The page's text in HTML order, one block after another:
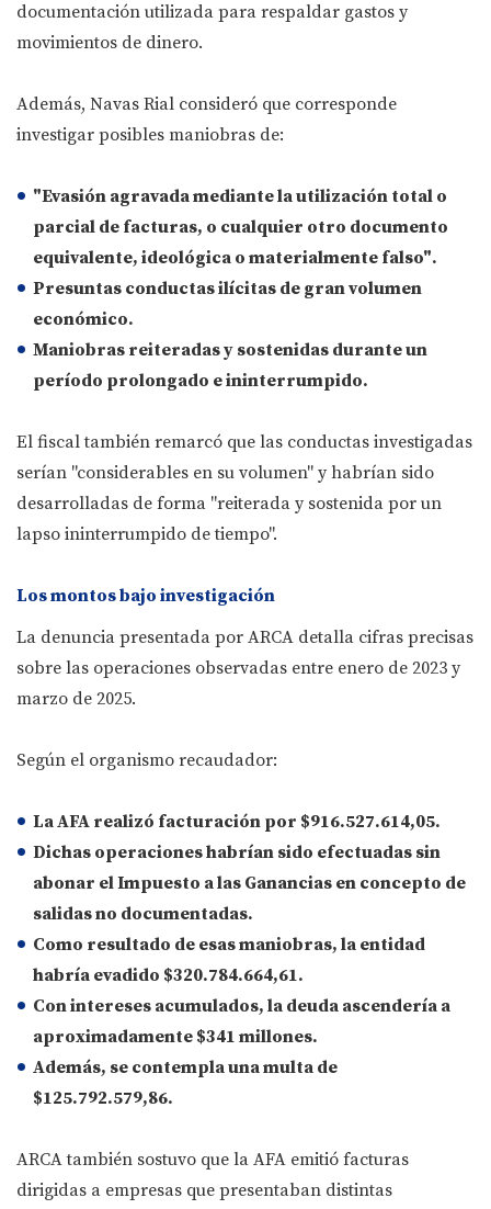
documentación utilizada para respaldar gastos y
movimientos de dinero.
Además, Navas Rial consideró que corresponde
investigar posibles maniobras de:
"Evasión agravada mediante la utilización total o
parcial de facturas, o cualquier otro documento
equivalente, ideológica o materialmente falso".
Presuntas conductas ilícitas de gran volumen
económico.
Maniobras reiteradas y sostenidas durante un
período prolongado e ininterrumpido.
El fiscal también remarcó que las conductas investigadas
serían "considerables en su volumen" y habrían sido
desarrolladas de forma "reiterada y sostenida por un
lapso ininterrumpido de tiempo".
Los montos bajo investigación
La denuncia presentada por ARCA detalla cifras precisas
sobre las operaciones observadas entre enero de 2023 y
marzo de 2025.
Según el organismo recaudador:
La AFA realizó facturación por $916.527.614,05.
Dichas operaciones habrían sido efectuadas sin
abonar elImpuesto a las Ganancias en concepto de
salidas no documentadas.
Como resultado de esas maniobras, la entidad
habría evadido $320.784.664,61.
Con intereses acumulados, la deuda ascendería a
aproximadamente $341 millones.
Además, se contempla una multa de
$125.792.579,86.
ARCA también sostuvo que la AFA emitió facturas
dirigidas a empresas que presentaban distintas